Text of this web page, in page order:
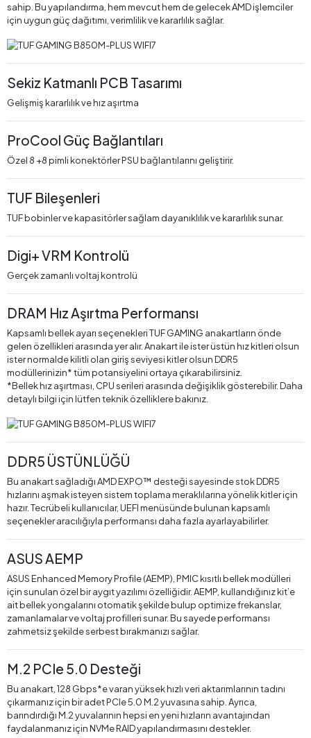
sahip. Bu yapılandırma, hem mevcut hem de gelecek AMD işlemciler
için uygun güç dağıtımı, verimlilik ve kararlılık sağlar.
Sekiz Katmanlı PCB Tasarımı
Gelişmiş kararlılık ve hız aşırtma
ProCool Güç Bağlantıları
Özel 8 +8 pimli konektörler PSU bağlantılarını geliştirir.
TUF Bileşenleri
TUF bobinler ve kapasitörler sağlam dayanıklılık ve kararlılık sunar.
Digi+ VRM Kontrolü
Gerçek zamanlı voltaj kontrolü
DRAM Hız Aşırtma Performansı
Kapsamlı bellek ayarı seçenekleri TUF GAMING anakartların önde
gelen özellikleri arasında yer alır. Anakart ile ister üstün hız kitleri olsun
ister normalde kilitli olan giriş seviyesi kitler olsun DDR5
modüllerinizin* tüm potansiyelini ortaya çıkarabilirsiniz.
*Bellek hız aşırtması, CPU serileri arasında değişiklik gösterebilir. Daha
detaylı bilgi için lütfen teknik özelliklere bakınız.
DDR5 ÜSTÜNLÜĞÜ
Bu anakart sağladığı AMD EXPO™ desteği sayesinde stok DDR5
hızlarını aşmak isteyen sistem toplama meraklılarına yönelik kitler için
hazır. Tecrübeli kullanıcılar, UEFI menüsünde bulunan kapsamlı
seçenekler aracılığıyla performansı daha fazla ayarlayabilirler.
ASUS AEMP
ASUS Enhanced Memory Profile (AEMP), PMIC kısıtlı bellek modülleri
için sunulan özel bir aygıt yazılımı özelliğidir. AEMP, kullandığınız kit’e
ait bellek yongalarını otomatik şekilde bulup optimize frekanslar,
zamanlamalar ve voltaj profilleri sunar. Bu sayede performansı
zahmetsiz şekilde serbest bırakmanızı sağlar.
M.2 PCIe 5.0 Desteği
Bu anakart, 128 Gbps*e varan yüksek hızlı veri aktarımlarının tadını
çıkarmanız için bir adet PCIe 5.0 M.2 yuvasına sahip. Ayrıca,
barındırdığı M.2 yuvalarının hepsi en yeni hızların avantajından
faydalanmanız için NVMe RAID yapılandırmasını destekler.